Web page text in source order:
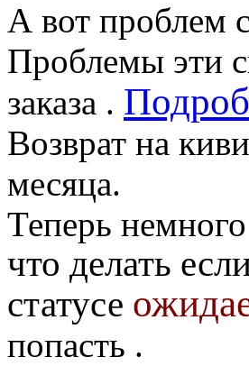
А вот проблем
Проблемы эти
заказа .
Возврат на
месяца.
Теперь
что делать
статусе
попасть .